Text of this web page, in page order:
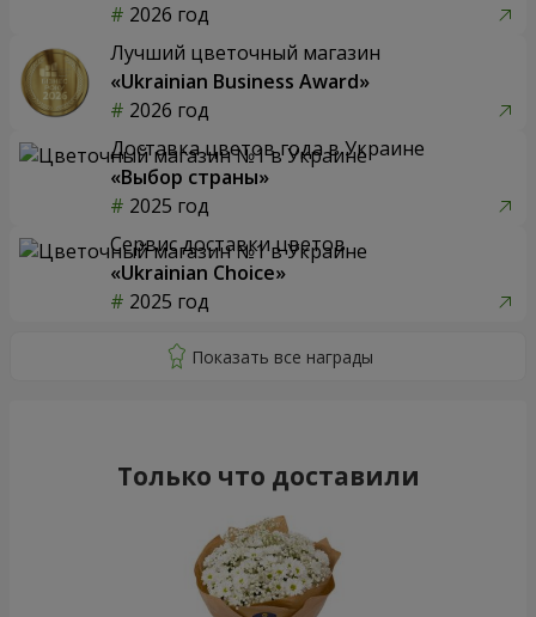
2026 год
Лучший цветочный магазин
«Ukrainian Business Award»
2026 год
Доставка цветов года в Украине
«Выбор страны»
2025 год
Сервис доставки цветов
«Ukrainian Choice»
2025 год
Только что доставили